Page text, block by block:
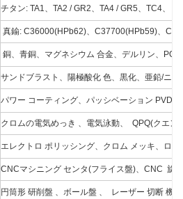
チタン: TA1、TA2 / GR2、TA4 / GR5、TC4、
真鍮: C36000(HPb62)、C37700(HPb59)、
銅、青銅、マグネシウム 合金、デルリン、
サンドブラスト、陽極酸化 色、黒化、亜鉛/ニ
パワー コーティング、パッシベーション PVD
クロムの電気めっき 、電気泳動、 QPQ(クエン
エレクトロ ポリッシング、クロム メッキ、ロ
CNCマシニング センタ(フライス盤)、CNC 旋
円筒形 研削盤 、ボール盤 、 レーザー 切断 機